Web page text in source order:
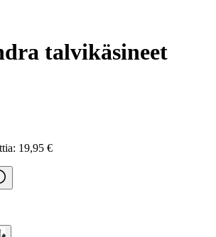
talvikäsineet
19,95 €